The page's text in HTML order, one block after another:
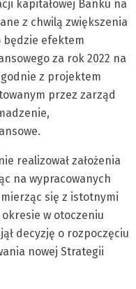
kapitałowej Banku na
z chwilą zwiększenia
będzie efektem
za rok 2022 na
z projektem
przez zarząd
realizował założenia
na wypracowanych
się z istotnymi
w otoczeniu
decyzję o rozpoczęciu
nowej Strategii